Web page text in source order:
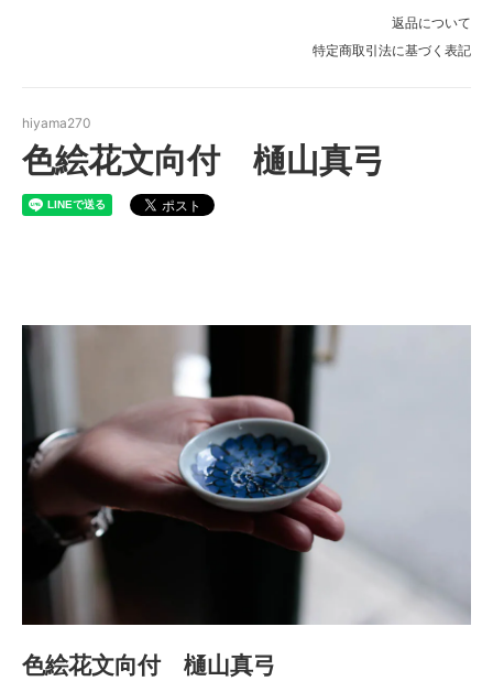
返品について
特定商取引法に基づく表記
hiyama270
色絵花文向付 樋山真弓
色絵花文向付 樋山真弓